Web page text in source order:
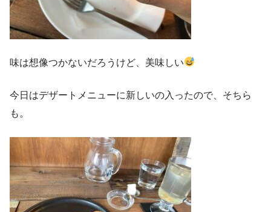
味は想像つかないだろうけど、美味しい
今日はデザートメニューに新しいの入ったので、そちら
も。